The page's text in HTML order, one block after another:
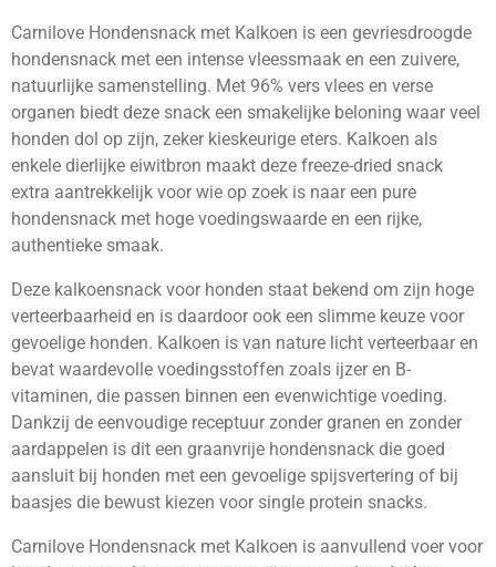
n
e
n
Carnilove Hondensnack met Kalkoen is een gevriesdroogde
hondensnack met een intense vleessmaak en een zuivere,
natuurlijke samenstelling. Met 96% vers vlees en verse
organen biedt deze snack een smakelijke beloning waar veel
honden dol op zijn, zeker kieskeurige eters. Kalkoen als
enkele dierlijke eiwitbron maakt deze freeze-dried snack
extra aantrekkelijk voor wie op zoek is naar een pure
hondensnack met hoge voedingswaarde en een rijke,
authentieke smaak.
Deze kalkoensnack voor honden staat bekend om zijn hoge
verteerbaarheid en is daardoor ook een slimme keuze voor
gevoelige honden. Kalkoen is van nature licht verteerbaar en
bevat waardevolle voedingsstoffen zoals ijzer en B-
vitaminen, die passen binnen een evenwichtige voeding.
Dankzij de eenvoudige receptuur zonder granen en zonder
aardappelen is dit een graanvrije hondensnack die goed
aansluit bij honden met een gevoelige spijsvertering of bij
baasjes die bewust kiezen voor single protein snacks.
Carnilove Hondensnack met Kalkoen is aanvullend voer voor